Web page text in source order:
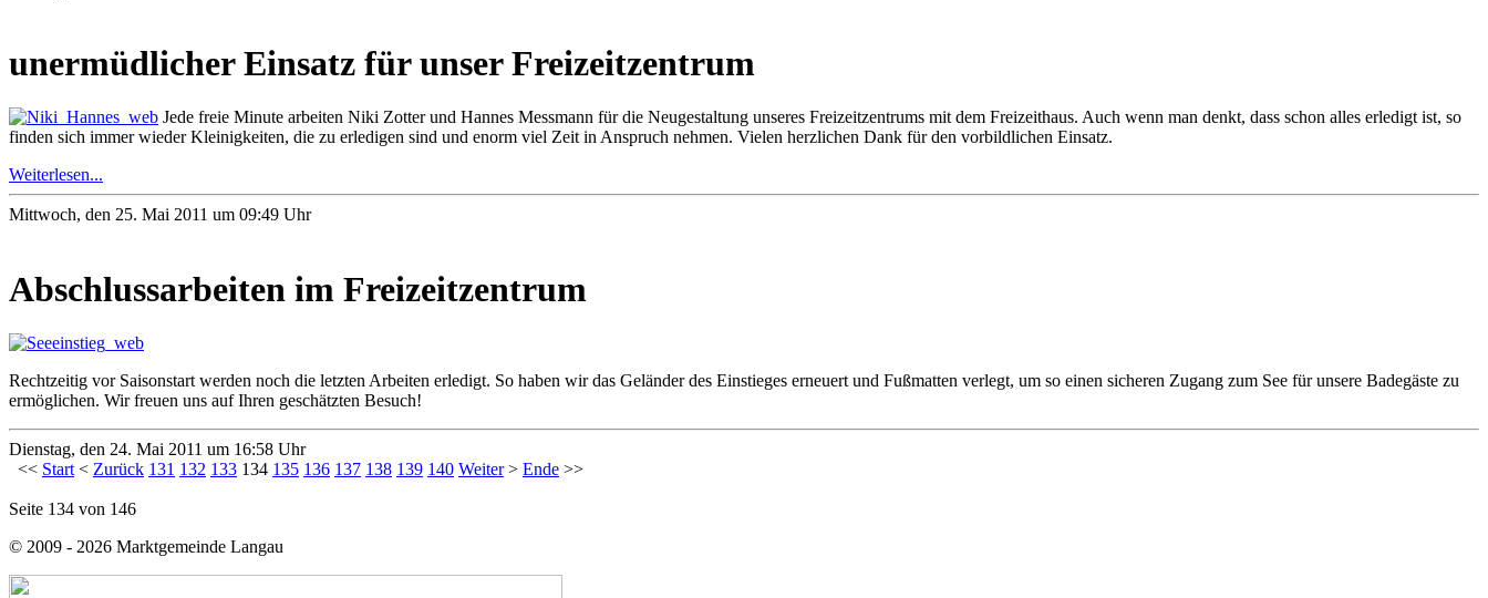
unermüdlicher Einsatz für unser Freizeitzentrum
Jede freie Minute arbeiten Niki Zotter und Hannes Messmann für die Neugestaltung unseres Freizeitzentrums mit dem Freizeithaus. Auch wenn man denkt, dass schon alles erledigt ist, so
finden sich immer wieder Kleinigkeiten, die zu erledigen sind und enorm viel Zeit in Anspruch nehmen. Vielen herzlichen Dank für den vorbildlichen Einsatz.
Weiterlesen...
Mittwoch, den 25. Mai 2011 um 09:49 Uhr
Abschlussarbeiten im Freizeitzentrum
Rechtzeitig vor Saisonstart werden noch die letzten Arbeiten erledigt. So haben wir das Geländer des Einstieges erneuert und Fußmatten verlegt, um so einen sicheren Zugang zum See für unsere Badegäste zu
ermöglichen. Wir freuen uns auf Ihren geschätzten Besuch!
Dienstag, den 24. Mai 2011 um 16:58 Uhr
<< Start < Zurück 131 132 133 134 135 136 137 138 139 140 Weiter> Ende >>
Seite 134 von 146
© 2009 - 2026 Marktgemeinde Langau